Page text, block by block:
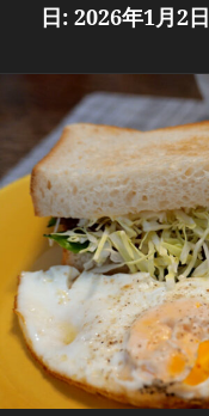
日:2026年1月2日